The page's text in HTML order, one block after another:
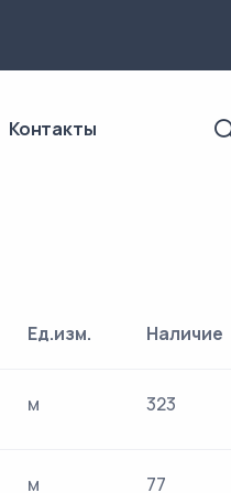
Контакты
Ед.изм. Наличие
м 323
м 77